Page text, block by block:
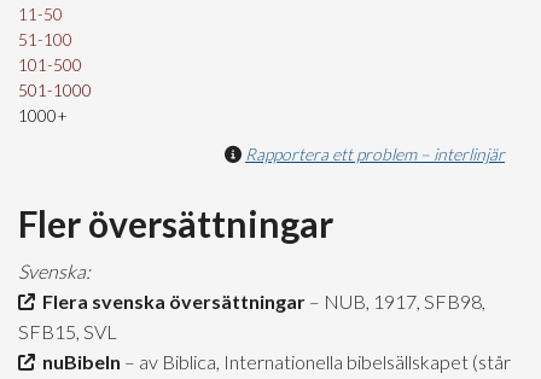
11-50
51-100
101-500
501-1000
1000+
Rapportera ett problem – interlinjär
Fler översättningar
Svenska:
Flera svenska översättningar – NUB, 1917, SFB98,
SFB15, SVL
nuBibeln – av Biblica, Internationella bibelsällskapet (står